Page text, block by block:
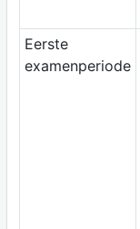
Eerste
examenperiode